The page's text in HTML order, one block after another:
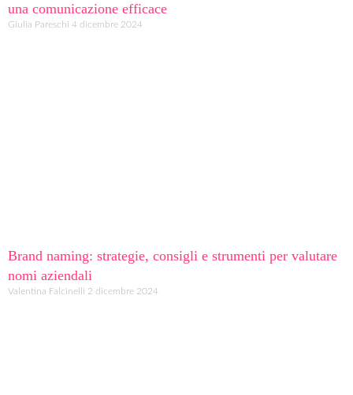
una comunicazione efficace
Giulia Pareschi 4 dicembre 2024
Brand naming: strategie, consigli e strumenti per valutare
nomi aziendali
Valentina Falcinelli 2 dicembre 2024